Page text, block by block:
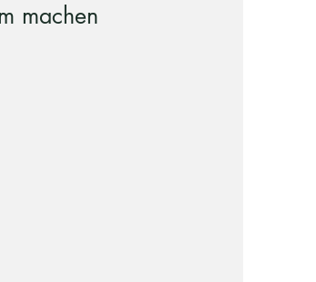
machen